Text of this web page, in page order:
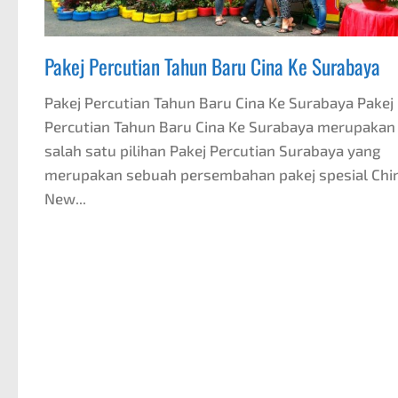
Pakej Percutian Tahun Baru Cina Ke Surabaya
Pakej Percutian Tahun Baru Cina Ke Surabaya Pakej
Percutian Tahun Baru Cina Ke Surabaya merupakan
salah satu pilihan Pakej Percutian Surabaya yang
merupakan sebuah persembahan pakej spesial
New...